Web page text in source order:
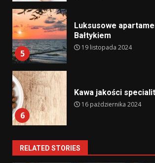
5
Luksusowe
Bałtykiem
19 listopada 2024
6
Kawa jakości
16 października 2024
RELATED STORIES